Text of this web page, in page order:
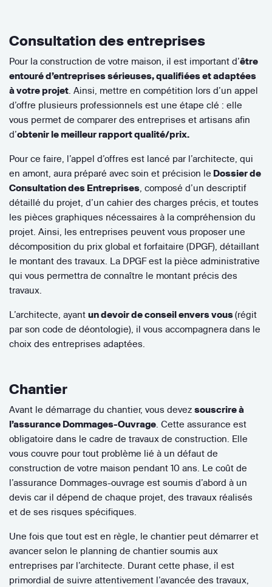
Consultation des entreprises
Pour la construction de votre maison, il est important d’être
entouré d’entreprises sérieuses, qualifiées et adaptées
à votre projet. Ainsi, mettre en compétition lors d’un appel
d’offre plusieurs professionnels est une étape clé : elle
vous permet de comparer des entreprises et artisans afin
d’obtenir le meilleur rapport qualité/prix.
Pour ce faire, l’appel d’offres est lancé par l’architecte, qui
en amont, aura préparé avec soin et précision le Dossier de
Consultation des Entreprises, composé d’un descriptif
détaillé du projet, d’un cahier des charges précis, et toutes
les pièces graphiques nécessaires à la compréhension du
projet. Ainsi, les entreprises peuvent vous proposer une
décomposition du prix global et forfaitaire (DPGF), détaillant
le montant des travaux. La DPGF est la pièce administrative
qui vous permettra de connaître le montant précis des
travaux.
L’architecte, ayant un devoir de conseil envers vous(régit
par son code de déontologie), il vous accompagnera dans le
choix des entreprises adaptées.
Chantier
Avant le démarrage du chantier, vous devez souscrire à
l’assurance Dommages-Ouvrage. Cette assurance est
obligatoire dans le cadre de travaux de construction. Elle
vous couvre pour tout problème lié à un défaut de
construction de votre maison pendant 10 ans. Le coût de
l’assurance Dommages-ouvrage est soumis d’abord à un
devis car il dépend de chaque projet, des travaux réalisés
et de ses risques spécifiques.
Une fois que tout est en règle, le chantier peut démarrer et
avancer selon le planning de chantier soumis aux
entreprises par l’architecte. Durant cette phase, il est
primordial de suivre attentivement l’avancée des travaux,